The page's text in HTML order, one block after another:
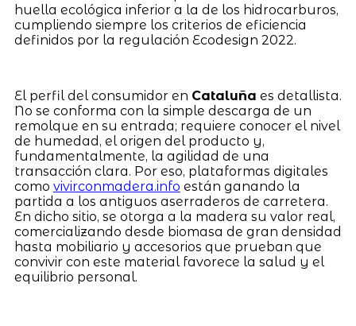
huella ecológica inferior a la de los hidrocarburos,
cumpliendo siempre los criterios de eficiencia
definidos por la regulación Ecodesign 2022.
El perfil del consumidor en Cataluña es detallista.
No se conforma con la simple descarga de un
remolque en su entrada; requiere conocer el nivel
de humedad, el origen del producto y,
fundamentalmente, la agilidad de una
transacción clara. Por eso, plataformas digitales
como vivirconmadera.info están ganando la
partida a los antiguos aserraderos de carretera.
En dicho sitio, se otorga a la madera su valor real,
comercializando desde biomasa de gran densidad
hasta mobiliario y accesorios que prueban que
convivir con este material favorece la salud y el
equilibrio personal.